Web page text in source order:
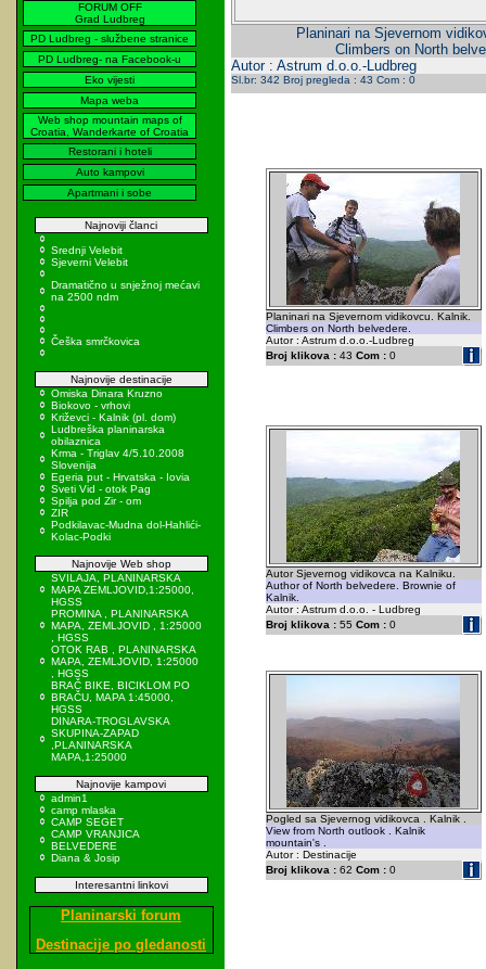
FORUM OFF
Grad Ludbreg
PD Ludbreg - službene stranice
PD Ludbreg- na Facebook-u
Eko vijesti
Mapa weba
Web shop mountain maps of
Croatia, Wanderkarte of Croatia
Restorani i hoteli
Auto kampovi
Apartmani i sobe
Najnoviji članci
Srednji Velebit
Sjeverni Velebit
Dramatično u snježnoj mećavi
na 2500 ndm
Češka smrčkovica
Najnovije destinacije
Omiska Dinara Kruzno
Biokovo - vrhovi
Križevci - Kalnik (pl. dom)
Ludbreška planinarska
obilaznica
Krma - Triglav 4/5.10.2008
Slovenija
Egeria put - Hrvatska - Iovia
Sveti Vid - otok Pag
Spilja pod Zir - om
ZIR
Podkilavac-Mudna dol-Hahlići-
Kolac-Podki
Najnovije Web shop
SVILAJA, PLANINARSKA
MAPA ZEMLJOVID,1:25000,
HGSS
PROMINA , PLANINARSKA
MAPA, ZEMLJOVID , 1:25000
, HGSS
OTOK RAB , PLANINARSKA
MAPA, ZEMLJOVID, 1:25000
, HGSS
BRAČ BIKE, BICIKLOM PO
BRAČU, MAPA 1:45000,
HGSS
DINARA-TROGLAVSKA
SKUPINA-ZAPAD
,PLANINARSKA
MAPA,1:25000
Najnovije kampovi
admin1
camp mlaska
CAMP SEGET
CAMP VRANJICA
BELVEDERE
Diana & Josip
Interesantni linkovi
Planinarski forum
Destinacije po gledanosti
Planinari na Sjevernom
Climbers on North
Autor : Astrum d.o.o.-Ludbreg
Sl.br: 342 Broj pregleda : 43 Com : 0
Planinari na Sjevernom vidikovcu. Kalnik.
Climbers on North belvedere.
Autor : Astrum d.o.o.-Ludbreg
Broj klikova :43 Com :0
Autor Sjevernog vidikovca na Kalniku.
Author of North belvedere. Brownie of
Kalnik.
Autor : Astrum d.o.o. - Ludbreg
Broj klikova :55 Com :0
Pogled sa Sjevernog vidikovca . Kalnik .
View from North outlook . Kalnik
mountain's .
Autor : Destinacije
Broj klikova :62 Com :0